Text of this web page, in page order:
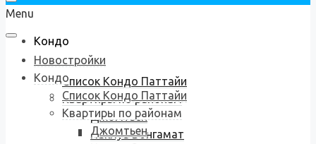
Кондо
Список Кондо Паттайи
Квартиры по районам
Джомтьен
Наклуа Вонгамат
Menu
Новостройки
Кондо
Список Кондо Паттайи
Квартиры по районам
Джомтьен